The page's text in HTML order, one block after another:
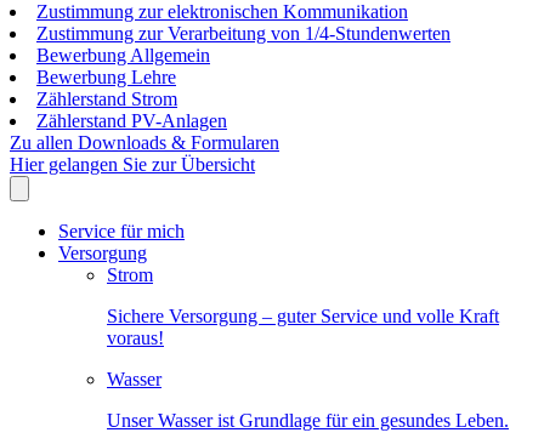
Zustimmung zur elektronischen Kommunikation
Zustimmung zur Verarbeitung von 1/4-Stundenwerten
Bewerbung Allgemein
Bewerbung Lehre
Zählerstand Strom
Zählerstand PV-Anlagen
Zu allen Downloads & Formularen
Hier gelangen Sie zur Übersicht
Service für mich
Versorgung
Strom
Sichere Versorgung – guter Service und volle Kraft
voraus!
Wasser
Unser Wasser ist Grundlage für ein gesundes Leben.